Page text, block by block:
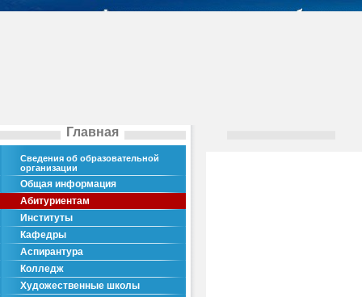
Главная
Сведения об образовательной
организации
Общая информация
Абитуриентам
Институты
Кафедры
Аспирантура
Колледж
Художественные школы